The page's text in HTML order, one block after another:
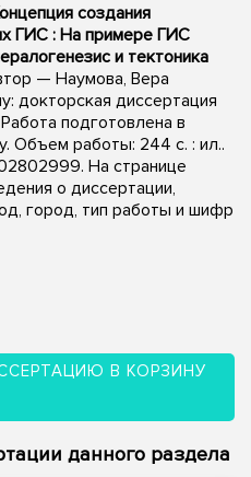
создания
ГИС : На примере ГИС
и тектоника
— Наумова, Вера
докторская диссертация
подготовлена в
Объем работы: 244 с. : ил..
На странице
о диссертации,
город, тип работы и шифр
В КОРЗИНУ
данного раздела